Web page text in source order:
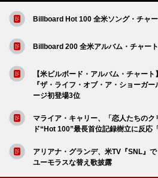
Billboard Hot 100 全米ソング・チャー
Billboard 200 全米アルバム・チャート
【米ビルボード・アルバム・チャー
『ザ・ライフ・オブ・ア・ショーガ
ージ初登場3位
マライア・キャリー、「恋人たちの
ド“Hot 100”最長首位記録樹立に反応
アリアナ・グランデ、米TV『SNL』
ユーモラスな替え歌披露